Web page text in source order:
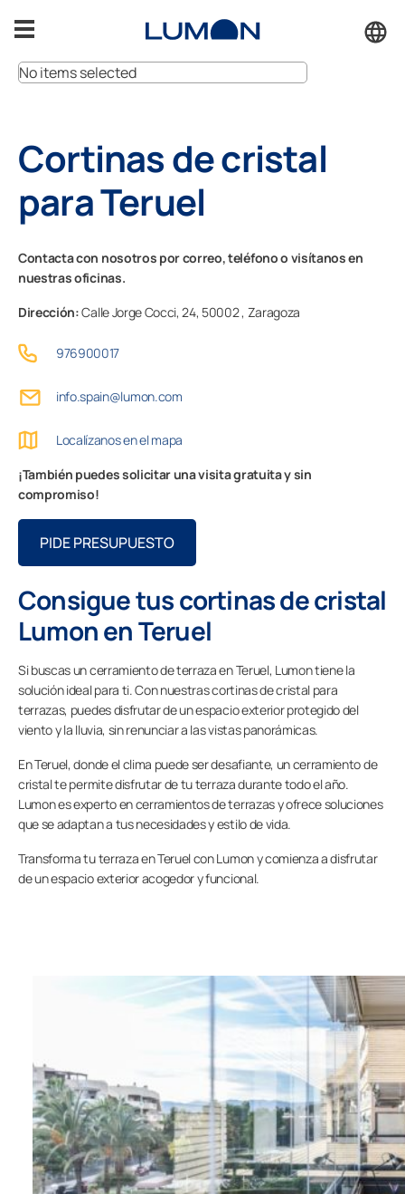
Profesionales
Grupo Lumon
Tienda Online
Porches
Cerramientos
Inspiración
Accesorios
Soporte
PIDE ASESORAMIENTO AQUÍ
No items selected
Cortinas de cristal
para Teruel
Contacta con nosotros por correo, teléfono o visítanos en
nuestras oficinas.
Dirección:Calle Jorge Cocci, 24, 50002 , Zaragoza
976900017
info.spain@lumon.com
Localízanos en el mapa
¡También puedes solicitar una visita gratuita y sin
compromiso!
PIDE PRESUPUESTO
Consigue tus cortinas de cristal
Lumon en Teruel
Si buscas un cerramiento de terraza en Teruel, Lumon tiene la
solución ideal para ti. Con nuestras cortinas de cristal para
terrazas, puedes disfrutar de un espacio exterior protegido del
viento y la lluvia, sin renunciar a las vistas panorámicas.
En Teruel, donde el clima puede ser desafiante, un cerramiento de
cristal te permite disfrutar de tu terraza durante todo el año.
Lumon es experto en cerramientos de terrazas y ofrece soluciones
que se adaptan a tus necesidades y estilo de vida.
Transforma tu terraza en Teruel con Lumon y comienza a disfrutar
de un espacio exterior acogedor y funcional.